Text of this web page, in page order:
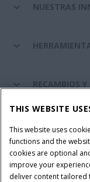
NUESTRAS
RECAMBIOS Y
Términos y condiciones
THIS WEBSITE
This website uses
functions and the
cookies are optional
improve your
deliver content tailored